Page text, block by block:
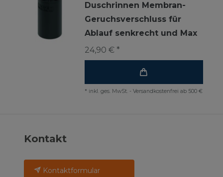
Duschrinnen Membran-
Geruchsverschluss für
Ablauf senkrecht und Max
24,90 € *
* inkl. ges. MwSt. - Versandkostenfrei ab 500 €
Kontakt
Kontaktformular